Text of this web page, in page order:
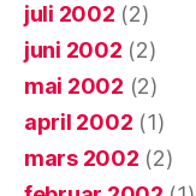
juli 2002 (2)
juni 2002 (2)
mai 2002 (2)
april 2002 (1)
mars 2002 (2)